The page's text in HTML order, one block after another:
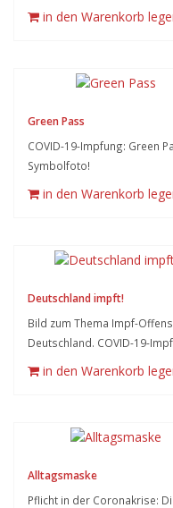
in den Warenkorb
Green Pass
COVID-19-Impfung: Green
Symbolfoto!
in den Warenkorb
Deutschland impft!
Bild zum Thema Impf-
Deutschland. COVID-19-
in den Warenkorb
Alltagsmaske
Pflicht in der Coronakrise: